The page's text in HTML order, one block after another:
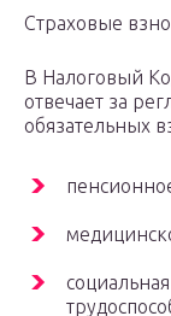
Страховые
В Налоговый
отвечает за
обязательных